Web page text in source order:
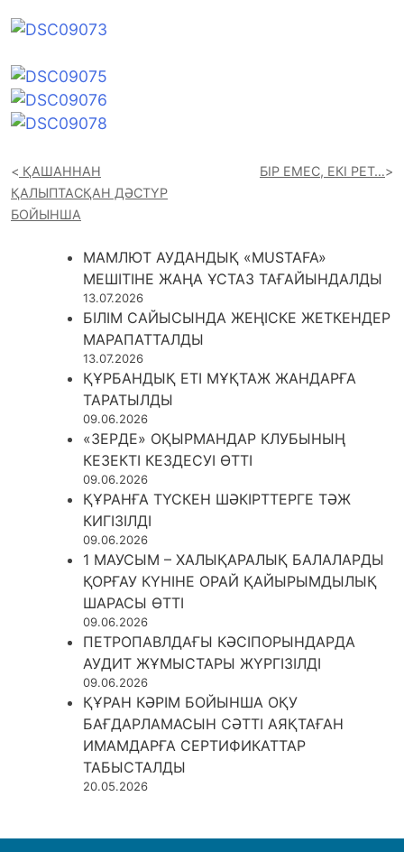
ҚАШАННАН
ҚАЛЫПТАСҚАН ДӘСТҮР
БОЙЫНША
БІР ЕМЕС, ЕКІ РЕТ…
МАМЛЮТ АУДАНДЫҚ «MUSTAFA»
МЕШІТІНЕ ЖАҢА ҰСТАЗ ТАҒАЙЫНДАЛДЫ
13.07.2026
БІЛІМ САЙЫСЫНДА ЖЕҢІСКЕ ЖЕТКЕНДЕР
МАРАПАТТАЛДЫ
13.07.2026
ҚҰРБАНДЫҚ ЕТІ МҰҚТАЖ ЖАНДАРҒА
ТАРАТЫЛДЫ
09.06.2026
«ЗЕРДЕ» ОҚЫРМАНДАР КЛУБЫНЫҢ
КЕЗЕКТІ КЕЗДЕСУІ ӨТТІ
09.06.2026
ҚҰРАНҒА ТҮСКЕН ШӘКІРТТЕРГЕ ТӘЖ
КИГІЗІЛДІ
09.06.2026
1 МАУСЫМ – ХАЛЫҚАРАЛЫҚ БАЛАЛАРДЫ
ҚОРҒАУ КҮНІНЕ ОРАЙ ҚАЙЫРЫМДЫЛЫҚ
ШАРАСЫ ӨТТІ
09.06.2026
ПЕТРОПАВЛДАҒЫ КӘСІПОРЫНДАРДА
АУДИТ ЖҰМЫСТАРЫ ЖҮРГІЗІЛДІ
09.06.2026
ҚҰРАН КӘРІМ БОЙЫНША ОҚУ
БАҒДАРЛАМАСЫН СӘТТІ АЯҚТАҒАН
ИМАМДАРҒА СЕРТИФИКАТТАР
ТАБЫСТАЛДЫ
20.05.2026